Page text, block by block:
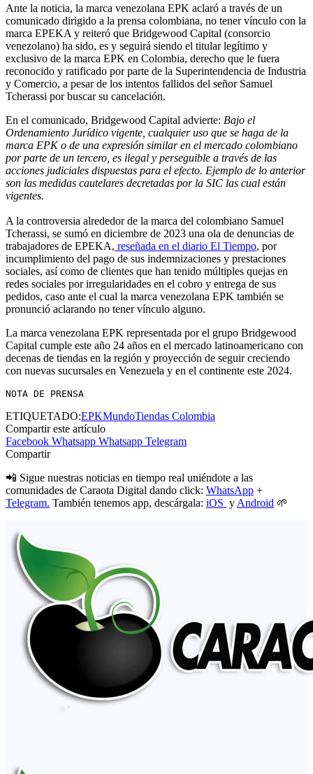
Ante la noticia, la marca venezolana EPK aclaró a través de un
comunicado dirigido a la prensa colombiana, no tener vínculo con la
marca EPEKA y reiteró que Bridgewood Capital (consorcio
venezolano) ha sido, es y seguirá siendo el titular legítimo y
exclusivo de la marca EPK en Colombia, derecho que le fuera
reconocido y ratificado por parte de la Superintendencia de Industria
y Comercio, a pesar de los intentos fallidos del señor Samuel
Tcherassi por buscar su cancelación.
En el comunicado, Bridgewood Capital advierte: Bajo el
Ordenamiento Jurídico vigente, cualquier uso que se haga de la
marca EPK o de una expresión similar en el mercado colombiano
por parte de un tercero, es ilegal y perseguible a través de las
acciones judiciales dispuestas para el efecto. Ejemplo de lo anterior
son las medidas cautelares decretadas por la SIC las cual están
vigentes.
A la controversia alrededor de la marca del colombiano Samuel
Tcherassi, se sumó en diciembre de 2023 una ola de denuncias de
trabajadores de EPEKA, reseñada en el diario El Tiempo, por
incumplimiento del pago de sus indemnizaciones y prestaciones
sociales, así como de clientes que han tenido múltiples quejas en
redes sociales por irregularidades en el cobro y entrega de sus
pedidos, caso ante el cual la marca venezolana EPK también se
pronunció aclarando no tener vínculo alguno.
La marca venezolana EPK representada por el grupo Bridgewood
Capital cumple este año 24 años en el mercado latinoamericano con
decenas de tiendas en la región y proyección de seguir creciendo
con nuevas sucursales en Venezuela y en el continente este 2024.
NOTA DE PRENSA
ETIQUETADO:EPKMundoTiendas Colombia
Compartir este artículo
Facebook Whatsapp Whatsapp Telegram
Compartir
📲 Sigue nuestras noticias en tiempo real uniéndote a las
comunidades de Caraota Digital dando click: WhatsApp +
Telegram. También tenemos app, descárgala: iOS y Android 🌱